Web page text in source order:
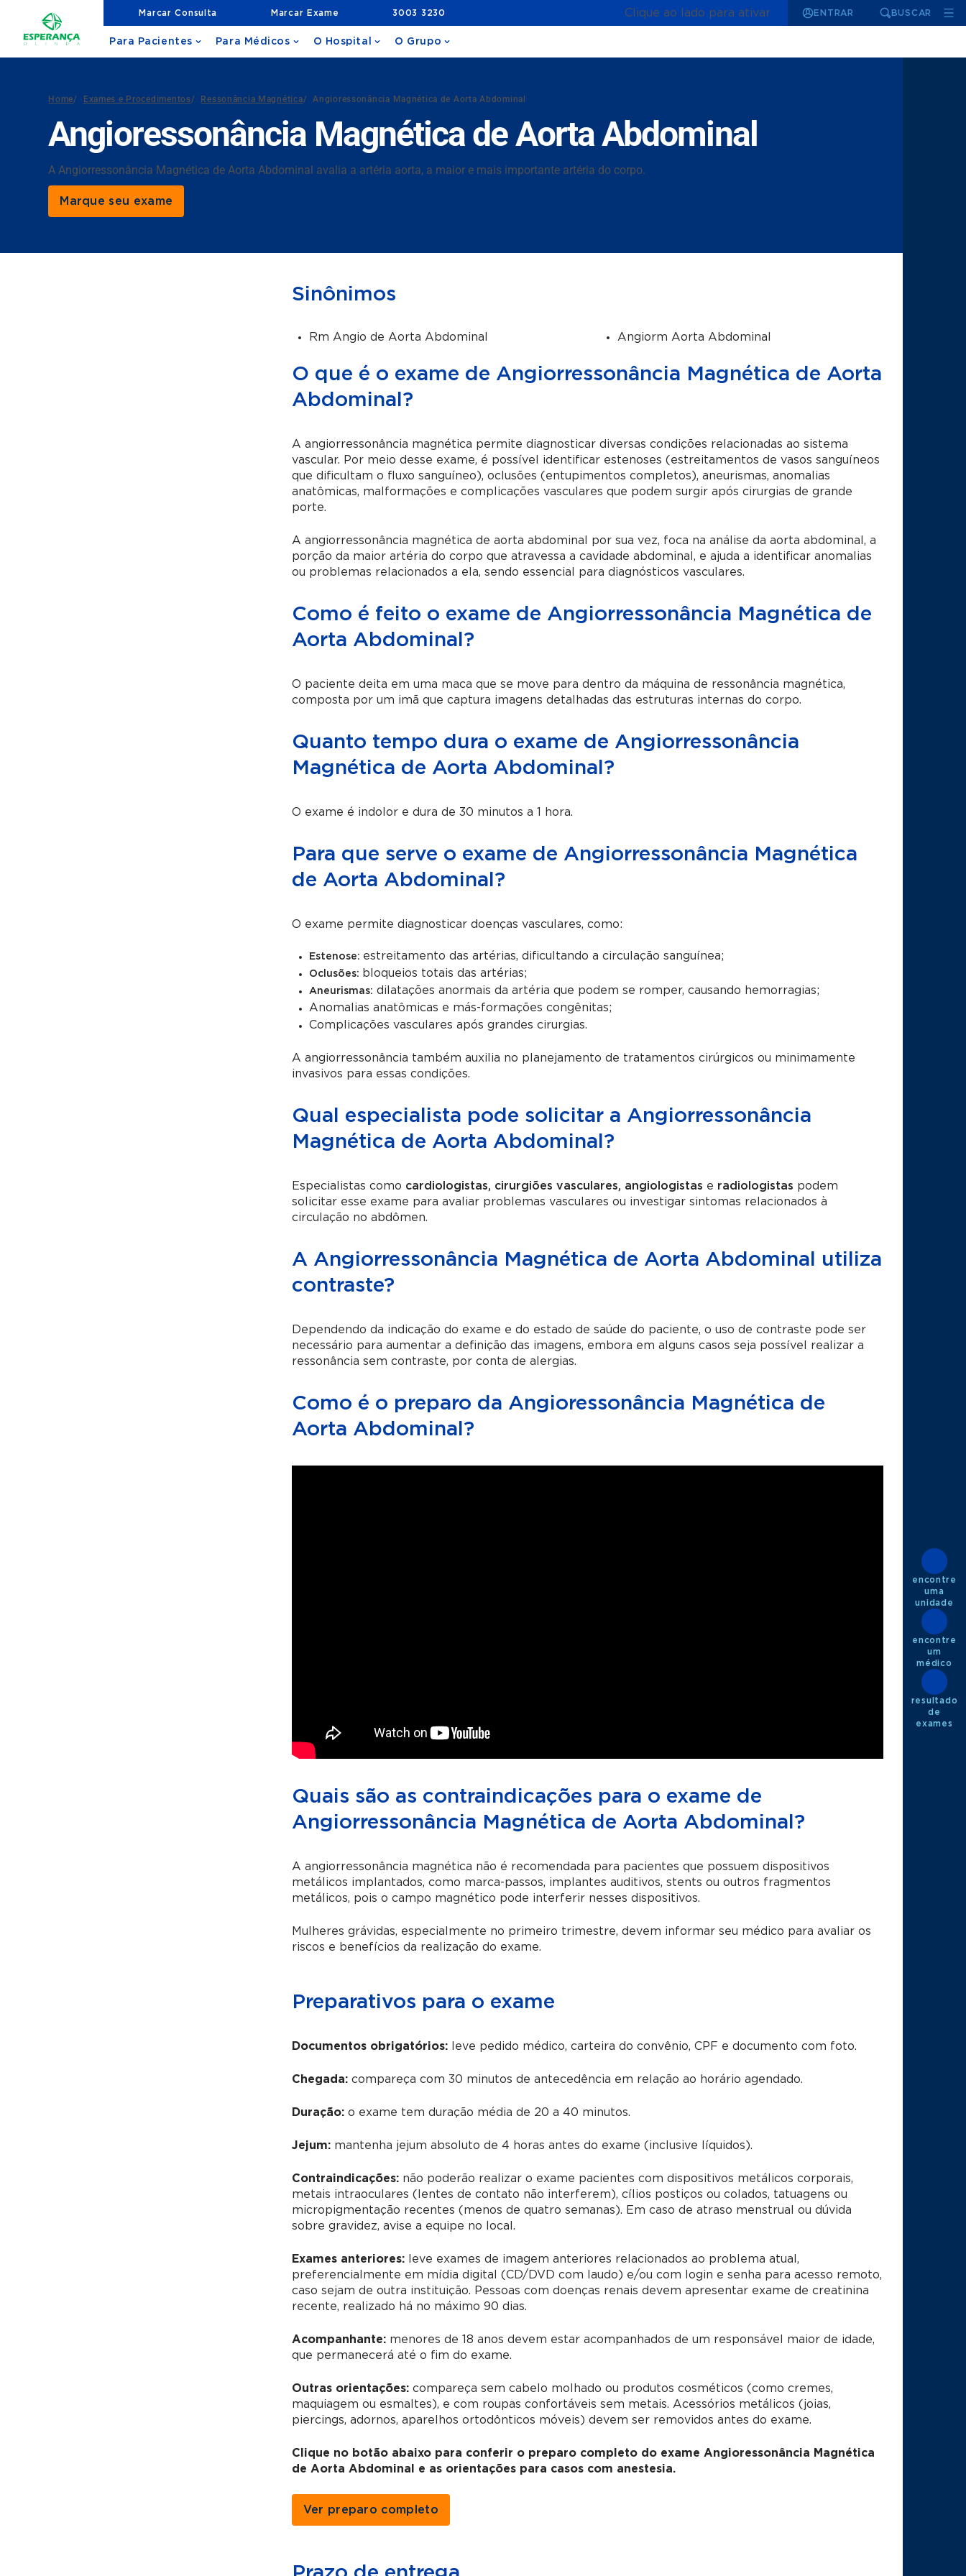
Marcar Consulta Marcar Exame 3003 3230 Clique ao lado para ativar ENTRAR BUSCAR
Para Pacientes Para Médicos O Hospital O Grupo
Home/ Exames e Procedimentos/ Ressonância Magnética/ Angioressonância Magnética de Aorta Abdominal
Angioressonância Magnética de Aorta Abdominal
A Angiorressonância Magnética de Aorta Abdominal avalia a artéria aorta, a maior e mais importante artéria do corpo.
Marque seu exame
Sinônimos
Rm Angio de Aorta Abdominal Angiorm Aorta Abdominal
O que é o exame de Angiorressonância Magnética de Aorta
Abdominal?
A angiorressonância magnética permite diagnosticar diversas condições relacionadas ao sistema
vascular. Por meio desse exame, é possível identificar estenoses (estreitamentos de vasos sanguíneos
que dificultam o fluxo sanguíneo), oclusões (entupimentos completos), aneurismas, anomalias
anatômicas, malformações e complicações vasculares que podem surgir após cirurgias de grande
porte.
A angiorressonância magnética de aorta abdominal por sua vez, foca na análise da aorta abdominal, a
porção da maior artéria do corpo que atravessa a cavidade abdominal, e ajuda a identificar anomalias
ou problemas relacionados a ela, sendo essencial para diagnósticos vasculares.
Como é feito o exame de Angiorressonância Magnética de
Aorta Abdominal?
O paciente deita em uma maca que se move para dentro da máquina de ressonância magnética,
composta por um imã que captura imagens detalhadas das estruturas internas do corpo.
Quanto tempo dura o exame de Angiorressonância
Magnética de Aorta Abdominal?
O exame é indolor e dura de 30 minutos a 1 hora.
Para que serve o exame de Angiorressonância Magnética
de Aorta Abdominal?
O exame permite diagnosticar doenças vasculares, como:
Estenose: estreitamento das artérias, dificultando a circulação sanguínea;
Oclusões: bloqueios totais das artérias;
Aneurismas: dilatações anormais da artéria que podem se romper, causando hemorragias;
Anomalias anatômicas e más-formações congênitas;
Complicações vasculares após grandes cirurgias.
A angiorressonância também auxilia no planejamento de tratamentos cirúrgicos ou minimamente
invasivos para essas condições.
Qual especialista pode solicitar a Angiorressonância
Magnética de Aorta Abdominal?
Especialistas como cardiologistas, cirurgiões vasculares, angiologistas e radiologistas podem
solicitar esse exame para avaliar problemas vasculares ou investigar sintomas relacionados à
circulação no abdômen.
A Angiorressonância Magnética de Aorta Abdominal utiliza
contraste?
Dependendo da indicação do exame e do estado de saúde do paciente, o uso de contraste pode ser
necessário para aumentar a definição das imagens, embora em alguns casos seja possível realizar a
ressonância sem contraste, por conta de alergias.
Como é o preparo da Angioressonância Magnética de
Aorta Abdominal?
Quais são as contraindicações para o exame de
Angiorressonância Magnética de Aorta Abdominal?
A angiorressonância magnética não é recomendada para pacientes que possuem dispositivos
metálicos implantados, como marca-passos, implantes auditivos, stents ou outros fragmentos
metálicos, pois o campo magnético pode interferir nesses dispositivos.
Mulheres grávidas, especialmente no primeiro trimestre, devem informar seu médico para avaliar os
riscos e benefícios da realização do exame.
Preparativos para o exame
Documentos obrigatórios:leve pedido médico, carteira do convênio, CPF e documento com foto.
Chegada:compareça com 30 minutos de antecedência em relação ao horário agendado.
Duração:o exame tem duração média de 20 a 40 minutos.
Jejum:mantenha jejum absoluto de 4 horas antes do exame (inclusive líquidos).
Contraindicações:não poderão realizar o exame pacientes com dispositivos metálicos corporais,
metais intraoculares (lentes de contato não interferem), cílios postiços ou colados, tatuagens ou
micropigmentação recentes (menos de quatro semanas). Em caso de atraso menstrual ou dúvida
sobre gravidez, avise a equipe no local.
Exames anteriores:leve exames de imagem anteriores relacionados ao problema atual,
preferencialmente em mídia digital (CD/DVD com laudo) e/ou com login e senha para acesso remoto,
caso sejam de outra instituição. Pessoas com doenças renais devem apresentar exame de creatinina
recente, realizado há no máximo 90 dias.
Acompanhante:menores de 18 anos devem estar acompanhados de um responsável maior de idade,
que permanecerá até o fim do exame.
Outras orientações:compareça sem cabelo molhado ou produtos cosméticos (como cremes,
maquiagem ou esmaltes), e com roupas confortáveis sem metais. Acessórios metálicos (joias,
piercings, adornos, aparelhos ortodônticos móveis) devem ser removidos antes do exame.
Clique no botão abaixo para conferir o preparo completo do exame Angioressonância Magnética
de Aorta Abdominal e as orientações para casos com anestesia.
Ver preparo completo
encontre
uma
unidade
encontre
um
médico
resultado
de
exames